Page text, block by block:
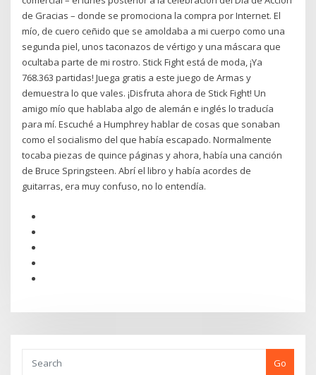
de Gracias – donde se promociona la compra por Internet. El
mío, de cuero ceñido que se amoldaba a mi cuerpo como una
segunda piel, unos taconazos de vértigo y una máscara que
ocultaba parte de mi rostro. Stick Fight está de moda, ¡Ya
768.363 partidas! Juega gratis a este juego de Armas y
demuestra lo que vales. ¡Disfruta ahora de Stick Fight! Un
amigo mío que hablaba algo de alemán e inglés lo traducía
para mí. Escuché a Humphrey hablar de cosas que sonaban
como el socialismo del que había escapado. Normalmente
tocaba piezas de quince páginas y ahora, había una canción
de Bruce Springsteen. Abrí el libro y había acordes de
guitarras, era muy confuso, no lo entendía.
Go